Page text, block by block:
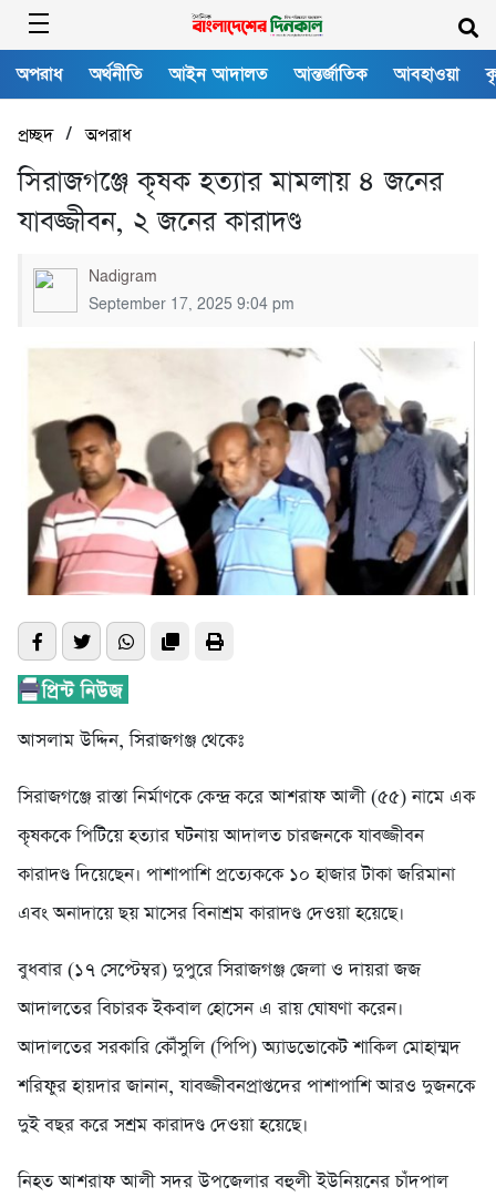
অপরাধ অর্থনীতি আইন আদালত আন্তর্জাতিক আবহাওয়া
প্রচ্ছদ/অপরাধ
সিরাজগঞ্জে কৃষক হত্যার মামলায় ৪ জনের
যাবজ্জীবন, ২ জনের কারাদণ্ড
Nadigram
September 17, 2025 9:04 pm
আসলাম উদ্দিন, সিরাজগঞ্জ থেকেঃ
সিরাজগঞ্জে রাস্তা নির্মাণকে কেন্দ্র করে আশরাফ আলী (৫৫) নামে এক
কৃষককে পিটিয়ে হত্যার ঘটনায় আদালত চারজনকে যাবজ্জীবন
কারাদণ্ড দিয়েছেন। পাশাপাশি প্রত্যেককে ১০ হাজার টাকা জরিমানা
এবং অনাদায়ে ছয় মাসের বিনাশ্রম কারাদণ্ড দেওয়া হয়েছে।
বুধবার (১৭ সেপ্টেম্বর) দুপুরে সিরাজগঞ্জ জেলা ও দায়রা জজ
আদালতের বিচারক ইকবাল হোসেন এ রায় ঘোষণা করেন।
আদালতের সরকারি কৌঁসুলি (পিপি) অ্যাডভোকেট শাকিল মোহাম্মদ
শরিফুর হায়দার জানান, যাবজ্জীবনপ্রাপ্তদের পাশাপাশি আরও দুজনকে
দুই বছর করে সশ্রম কারাদণ্ড দেওয়া হয়েছে।
নিহত আশরাফ আলী সদর উপজেলার বহুলী ইউনিয়নের চাঁদপাল